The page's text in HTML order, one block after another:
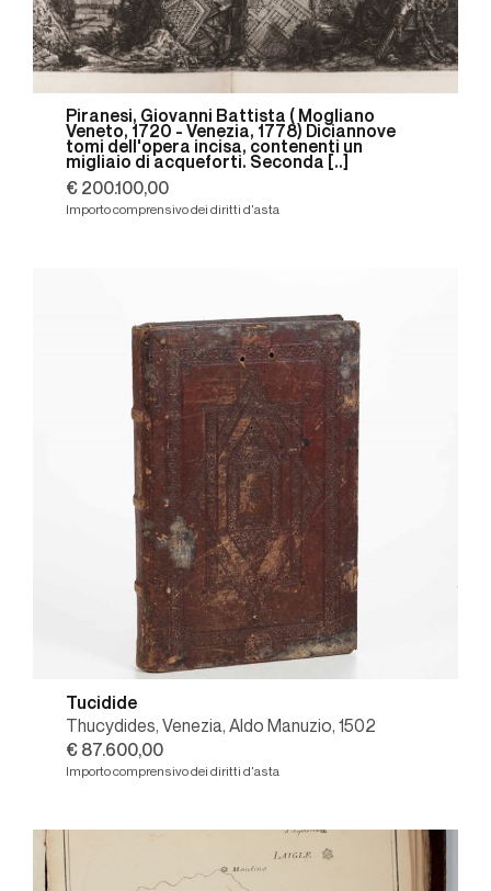
Piranesi, Giovanni Battista ( Mogliano
Veneto, 1720 - Venezia, 1778) Diciannove
tomi dell'opera incisa, contenenti un
migliaio di acqueforti. Seconda [..]
€ 200.100,00
Importo comprensivo dei diritti d'asta
Tucidide
Thucydides, Venezia, Aldo Manuzio, 1502
€ 87.600,00
Importo comprensivo dei diritti d'asta